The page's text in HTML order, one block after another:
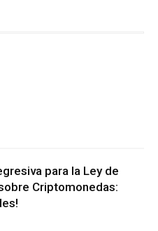
para la Ley de
Criptomonedas: